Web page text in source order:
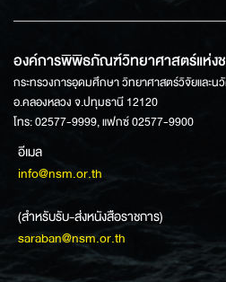
องค์การพิพิธภัณฑ์วิทยาศาสตร์แห่ง
กระทรวงการอุดมศึกษา วิทยาศาสตร์วิจัยและ
อ.คลองหลวง จ.ปทุมธานี 12120
โทร: 02577-9999, แฟกซ์ 02577-9900
อีเมล
info@nsm.or.th
(สำหรับรับ-ส่งหนังสือราชการ)
saraban@nsm.or.th